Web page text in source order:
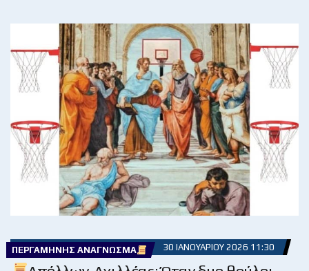
ΠΕΡΓΑΜΗΝΉΣ ΑΝΆΓΝΩΣΜΑ 30 ΙΑΝΟΥΑΡΊΟΥ 2026 11:30